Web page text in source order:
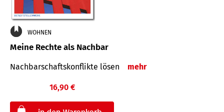
WOHNEN
Meine Rechte als Nachbar
Nach­bar­schafts­konflikte lösen mehr
16,90 €